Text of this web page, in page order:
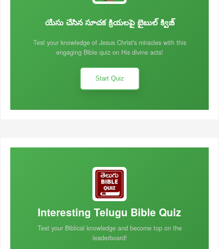
యేసు చేసిన సూచక క్రియలపై బైబుల్ క్విజ్
Test your knowledge of Jesus Christ's miracles with this
engaging Bible quiz on His divine acts!
Start Quiz
Interesting Telugu Bible Quiz
Test your Biblical knowledge and become top on the
leaderboard!